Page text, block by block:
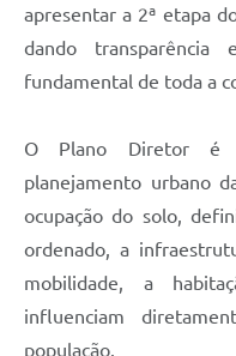
apresentar a 2ª etapa
dando transparência
fundamental de toda a
O Plano Diretor é
planejamento urbano
ocupação do solo,
ordenado, a
mobilidade, a
influenciam
população.